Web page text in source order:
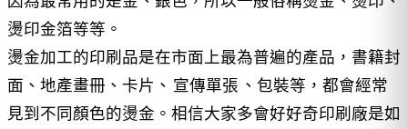
燙印金箔等等。
燙金加工的印刷品是在市面上最為普遍的產品，書籍封
面、地產畫冊、卡片、 宣傳單張 、包裝等，都會經常
見到不同顏色的燙金。相信大家多會好好奇印刷廠是如